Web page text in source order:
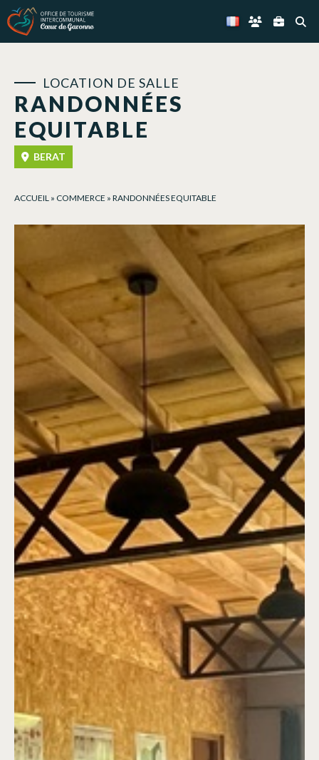
RANDONNÉES
EQUITABLE
LOCATION DE SALLE
BERAT
ACCUEIL » COMMERCE » RANDONNÉES EQUITABLE
Panneau de gestion des cookies